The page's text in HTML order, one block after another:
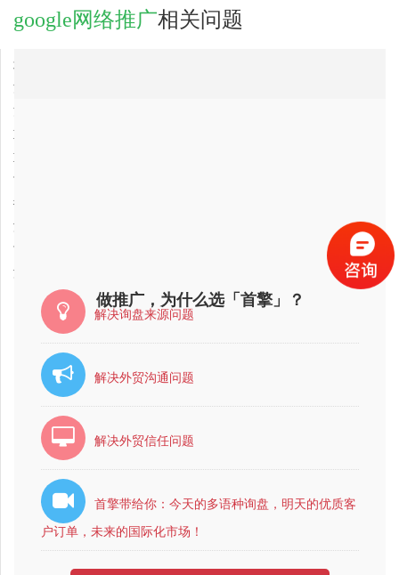
google网络推广相关问题
北京市google网络推广公司，最专业的？
江西省google网络推广公司最好的是哪家？
河南省google网络推广网络推广公司排行
重庆市google网络推广公司最有实力的公司是哪家？
重庆市google网络推广公司最有实力的？
甘肃省google网络推广公司最好的是哪家？
徐州市google网络推广公司哪家好？
湖南省google网络推广公司最有实力的？
2018-01-05
甘肃省google网络推广公司哪家好？
2018-02-01
湖南省google网络推广公司最好的是哪家？
2018-01-05
做推广，为什么选「首擎」？
解决询盘来源问题
解决外贸沟通问题
解决外贸信任问题
首擎带给你：今天的多语种询盘，明天的优质客
户订单，未来的国际化市场！